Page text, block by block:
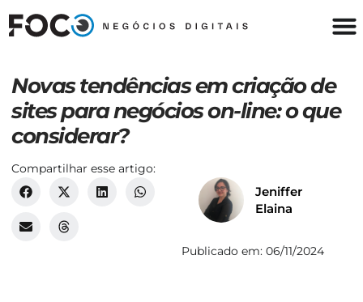
Novas tendências em criação de
sites para negócios on-line: o que
considerar?
Compartilhar esse artigo:
Jeniffer
Elaina
Publicado em: 06/11/2024